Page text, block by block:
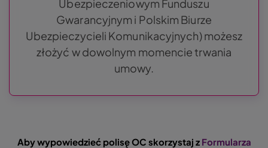
Ubezpieczeniowym Funduszu
Gwarancyjnym i Polskim Biurze
Ubezpieczycieli Komunikacyjnych) możesz
złożyć w dowolnym momencie trwania
umowy.
Aby wypowiedzieć polisę OC skorzystaj z Formularza